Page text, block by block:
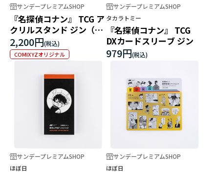
サンデープレミアムSHOP
『名探偵コナン』 TCG ア
クリルスタンド ジン（マ
ーカー付）
2,200円
COMIXYZオリジナル
サンデープレミアムSHOP
タカラトミー
『名探偵コナン』 TCG
DXカードスリーブ ジン
979円
サンデープレミアムSHOP
ほぼ日
サンデープレミアムSHOP
ほぼ日